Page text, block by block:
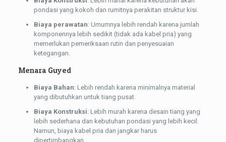
pondasi yang kokoh dan rumitnya perakitan struktur kisi.
Biaya perawatan: Umumnya lebih rendah karena jumlah
komponennya lebih sedikit (tidak ada kabel pria) yang
memerlukan pemeriksaan rutin dan penyesuaian
ketegangan.
Menara Guyed
Biaya Bahan: Lebih rendah karena minimalnya material
yang dibutuhkan untuk tiang pusat.
Biaya Konstruksi: Lebih murah karena desain tiang yang
lebih sederhana dan kebutuhan pondasi yang lebih kecil.
Namun, biaya kabel pria dan jangkar harus
dipertimbangkan.